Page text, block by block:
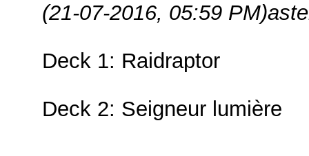
(21-07-2016, 05:59 PM)
Deck 1: Raidraptor
Deck 2: Seigneur lumière